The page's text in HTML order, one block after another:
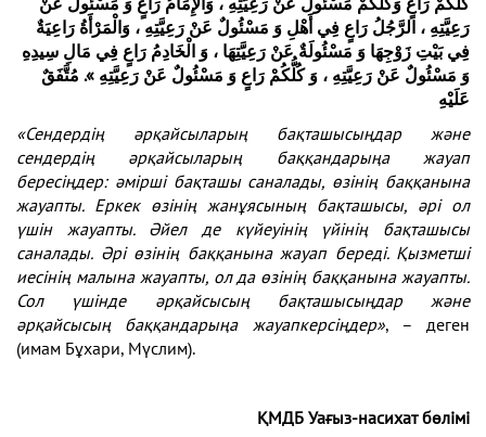
رَعِيَّتِهِ ، الرَّجُلُ رَاعٍ فِي أَهْلِ وَ مَسْئُولٌ عَنْ رَعِيَّتِهِ ، وَالْمَرْأَةُ رَاعِيَةٌ
فِي بَيْتِ زَوْجِهَا وَ مَسْئُولَةٌ عَنْ رَعِيَّتِهَا ، وَ الْخَادِمُ رَاعٍ فِي مَالِ سِيدِهِ
وَ مَسْئُولٌ عَنْ رَعِيَّتِهِ ، وَ كُلُّكُمْ رَاعٍ وَ مَسْئُولٌ عَنْ رَعِيَّتِهِ ». مُتَّفَقٌ
عَلَيْهِ
«Сендердің әрқайсыларың бақташысыңдар және
сендердің әрқайсыларың
баққандарыңа жауап
бересіңдер: әмірші бақташы саналады, өзінің баққанына
жауапты. Еркек өзінің жанұясының бақташысы, әрі ол
үшін жауапты. Әйел де күйеуінің үйінің бақташысы
саналады. Әрі өзінің баққанына жауап береді. Қызметші
иесінің малына жауапты, ол да өзінің баққанына жауапты.
Сол үшінде әрқайсысың бақташысыңдар және
әрқайсысың баққандарыңа жауапкерсіңдер», – деген
(имам Бұхари, Мүслим).
ҚМДБ Уағыз-насихат бөлімі